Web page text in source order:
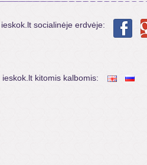
ieskok.lt socialinėje erdvėje:
ieskok.lt kitomis kalbomis: